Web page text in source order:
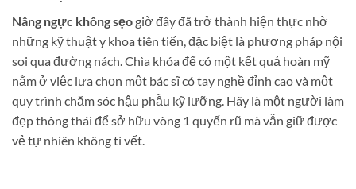
Nâng ngực không sẹogiờ đây đã trở thành hiện thực nhờ
những kỹ thuật y khoa tiên tiến, đặc biệt là phương pháp nội
soi qua đường nách. Chìa khóa để có một kết quả hoàn mỹ
nằm ở việc lựa chọn một bác sĩ có tay nghề đỉnh cao và một
quy trình chăm sóc hậu phẫu kỹ lưỡng. Hãy là một người làm
đẹp thông thái để sở hữu vòng 1 quyến rũ mà vẫn giữ được
vẻ tự nhiên không tì vết.